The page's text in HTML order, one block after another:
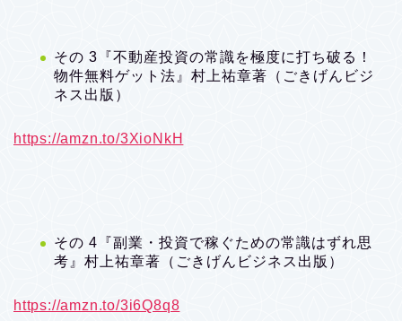
その 3『不動産投資の常識を極度に打ち破る！
物件無料ゲット法』村上祐章著（ごきげんビジ
ネス出版）
https://amzn.to/3XioNkH
その 4『副業・投資で稼ぐための常識はずれ思
考』村上祐章著（ごきげんビジネス出版）
https://amzn.to/3i6Q8q8